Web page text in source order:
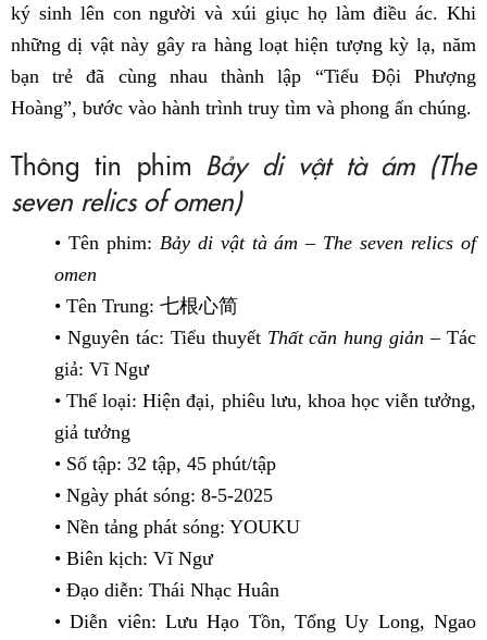
ký sinh lên con người và xúi giục họ làm điều ác. Khi
những dị vật này gây ra hàng loạt hiện tượng kỳ lạ, năm
bạn trẻ đã cùng nhau thành lập “Tiểu Đội Phượng
Hoàng”, bước vào hành trình truy tìm và phong ấn chúng.
Thông tin phim Bảy di vật tà ám (The
seven relics of omen)
• Tên phim: Bảy di vật tà ám – The seven relics of
omen
• Tên Trung: 七根心简
• Nguyên tác: Tiểu thuyết Thất căn hung giản – Tác
giả: Vĩ Ngư
• Thể loại: Hiện đại, phiêu lưu, khoa học viễn tưởng,
giả tưởng
• Số tập: 32 tập, 45 phút/tập
• Ngày phát sóng: 8-5-2025
• Nền tảng phát sóng: YOUKU
• Biên kịch: Vĩ Ngư
• Đạo diễn: Thái Nhạc Huân
• Diễn viên: Lưu Hạo Tồn, Tống Uy Long, Ngao